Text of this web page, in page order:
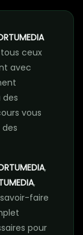
ceux
avec
vous
,
,
faire
pour